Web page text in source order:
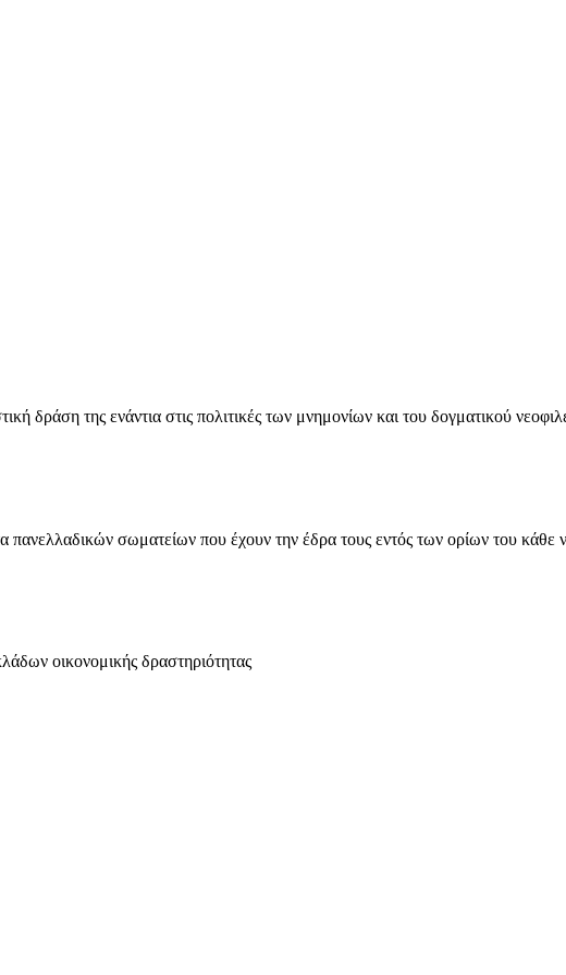
της ενάντια στις πολιτικές των μνημονίων και του δογματικού
πανελλαδικών σωματείων που έχουν την έδρα τους εντός των ορίων του κάθε
οικονομικής δραστηριότητας